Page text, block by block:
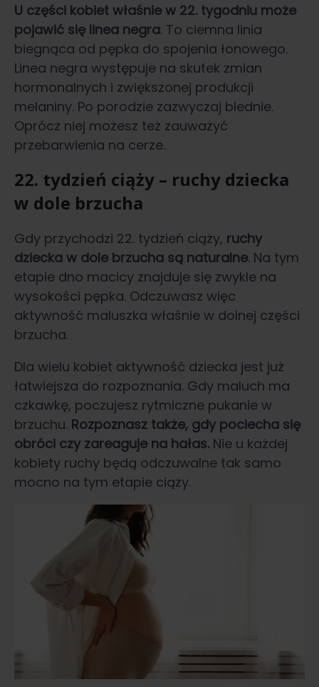
U części kobiet właśnie w 22. tygodniu może
pojawić się linea negra. To ciemna linia
biegnąca od pępka do spojenia łonowego.
Linea negra występuje na skutek zmian
hormonalnych i zwiększonej produkcji
melaniny. Po porodzie zazwyczaj blednie.
Oprócz niej możesz też zauważyć
przebarwienia na cerze.
22. tydzień ciąży – ruchy dziecka
w dole brzucha
Gdy przychodzi 22. tydzień ciąży, ruchy
dziecka w dole brzucha są naturalne. Na tym
etapie dno macicy znajduje się zwykle na
wysokości pępka. Odczuwasz więc
aktywność maluszka właśnie w dolnej części
brzucha.
Dla wielu kobiet aktywność dziecka jest już
łatwiejsza do rozpoznania. Gdy maluch ma
czkawkę, poczujesz rytmiczne pukanie w
brzuchu. Rozpoznasz także, gdy pociecha się
obróci czy zareaguje na hałas. Nie u każdej
kobiety ruchy będą odczuwalne tak samo
mocno na tym etapie ciąży.